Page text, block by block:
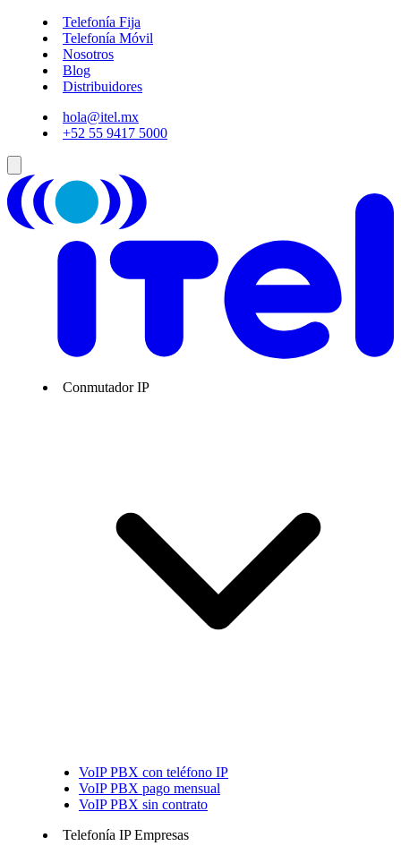
Telefonía Fija
Telefonía Móvil
Nosotros
Blog
Distribuidores
hola@itel.mx
+52 55 9417 5000
Conmutador IP
VoIP PBX con teléfono IP
VoIP PBX pago mensual
VoIP PBX sin contrato
Telefonía IP Empresas